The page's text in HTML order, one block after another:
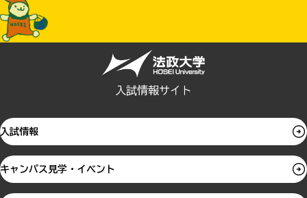
入試情報サイト
入試情報
キャンパス見学・イベント